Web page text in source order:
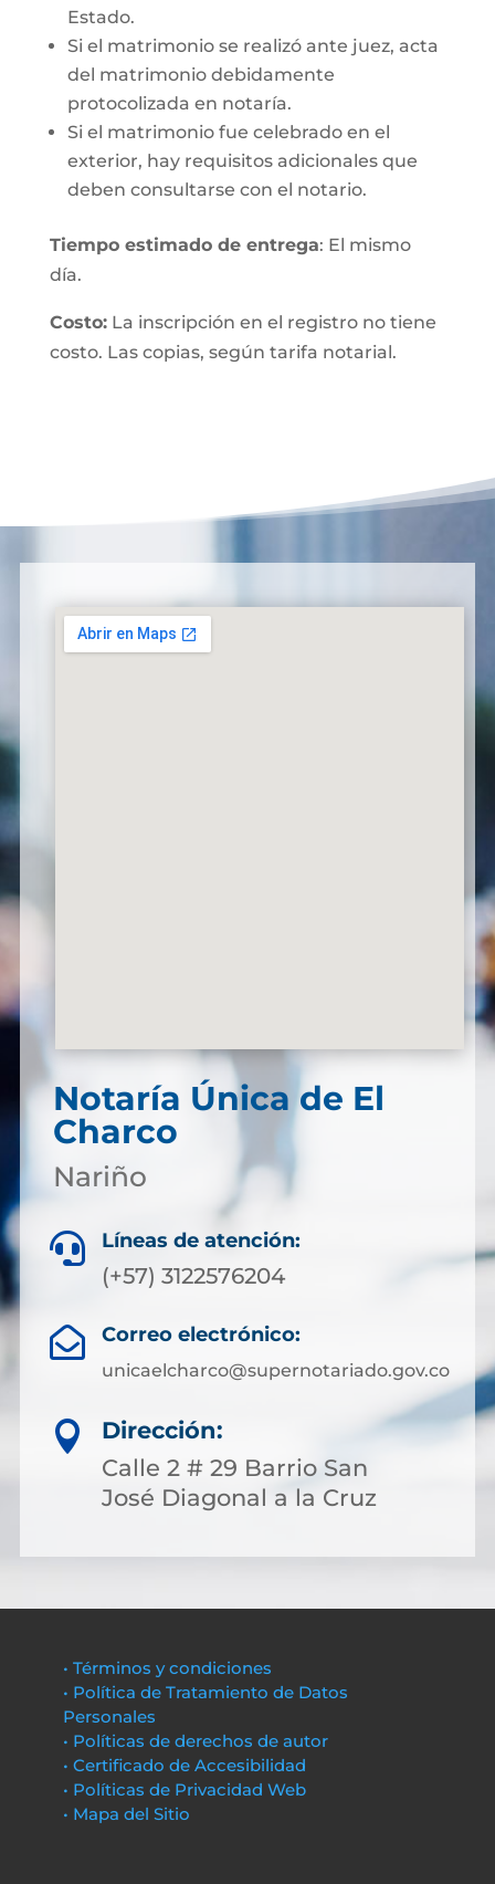
Estado.
Si el matrimonio se realizó ante juez, acta
del matrimonio debidamente
protocolizada en notaría.
Si el matrimonio fue celebrado en el
exterior, hay requisitos adicionales que
deben consultarse con el notario.
Tiempo estimado de entrega: El mismo
día.
Costo:La inscripción en el registro no tiene
costo. Las copias, según tarifa notarial.
Notaría Única de El
Charco
Nariño
 Líneas de atención:
(+57) 3122576204
 Correo electrónico:
unicaelcharco@supernotariado.gov.co

Dirección:
Calle 2 # 29 Barrio San
José Diagonal a la Cruz
• Términos y condiciones
• Política de Tratamiento de Datos
Personales
• Políticas de derechos de autor
• Certificado de Accesibilidad
• Políticas de Privacidad Web
• Mapa del Sitio